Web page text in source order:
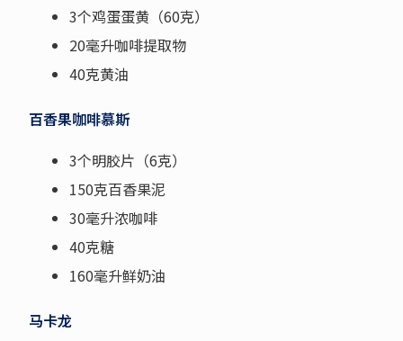
3个鸡蛋蛋黄（60克）
20毫升咖啡提取物
40克黄油
百香果咖啡慕斯
3个明胶片（6克）
150克百香果泥
30毫升浓咖啡
40克糖
160毫升鲜奶油
马卡龙